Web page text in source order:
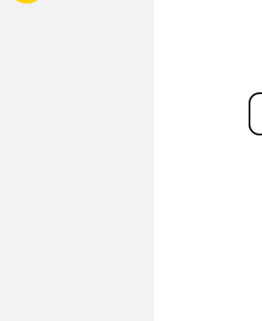
Bunter Salat mit Röstbrot